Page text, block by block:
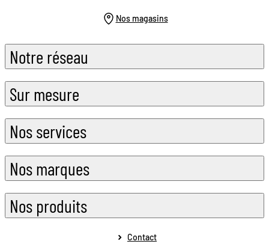
Nos magasins
Notre réseau
Sur mesure
Nos services
Nos marques
Nos produits
Contact